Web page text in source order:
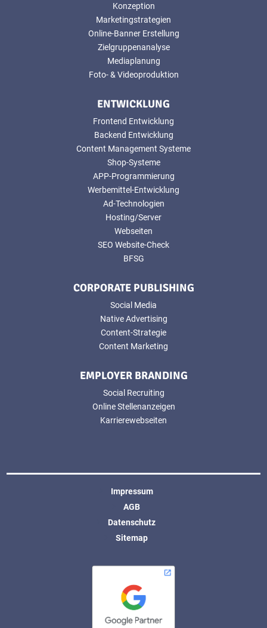
Konzeption
Marketingstrategien
Online-Banner Erstellung
Zielgruppenanalyse
Mediaplanung
Foto- & Videoproduktion
ENTWICKLUNG
Frontend Entwicklung
Backend Entwicklung
Content Management Systeme
Shop-Systeme
APP-Programmierung
Werbemittel-Entwicklung
Ad-Technologien
Hosting/Server
Webseiten
SEO Website-Check
BFSG
CORPORATE PUBLISHING
Social Media
Native Advertising
Content-Strategie
Content Marketing
EMPLOYER BRANDING
Social Recruiting
Online Stellenanzeigen
Karrierewebseiten
Impressum
AGB
Datenschutz
Sitemap